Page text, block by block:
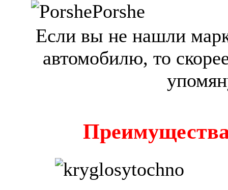
Porshe
Если вы не нашли
автомобилю, то